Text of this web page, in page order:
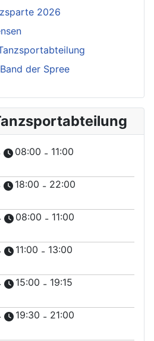
2026
der Spree
08:00 - 11:00
18:00 - 22:00
08:00 - 11:00
11:00 - 13:00
15:00 - 19:15
19:30 - 21:00